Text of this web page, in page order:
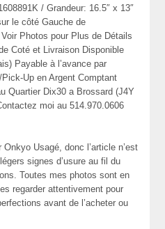
/ Grandeur: 16.5″ x 13″
le côté Gauche de
Photos pour Plus de Détails
Coté et Livraison Disponible
Payable à l’avance par
Up en Argent Comptant
Quartier Dix30 a Brossard (J4Y
moi au 514.970.0606
Usagé, donc l’article n’est
signes d’usure au fil du
Toutes mes photos sont en
regarder attentivement pour
avant de l’acheter ou